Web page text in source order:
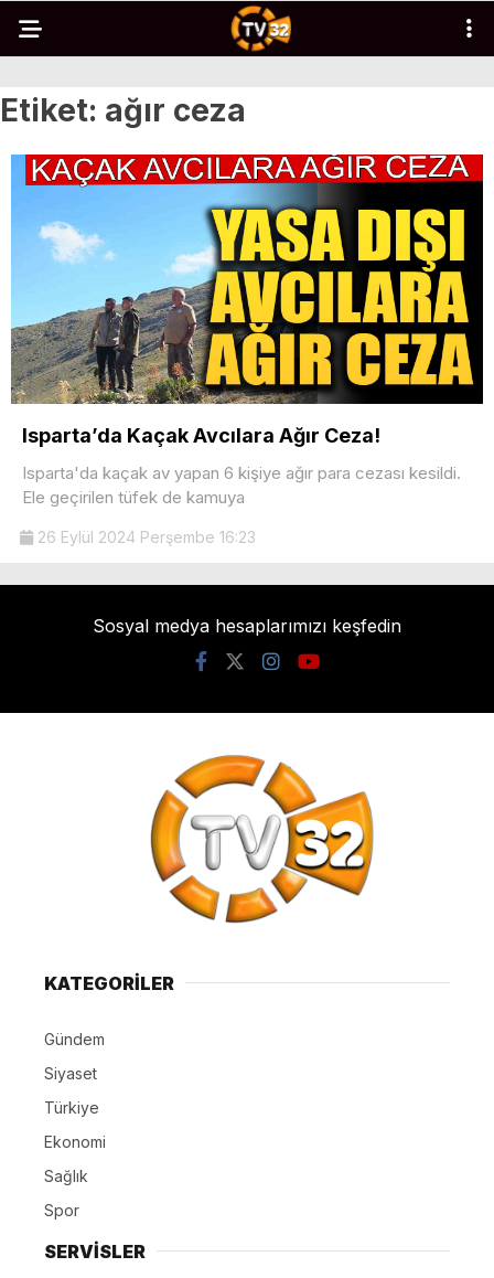
Etiket: ağır ceza
Isparta’da Kaçak Avcılara Ağır Ceza!
Isparta'da kaçak av yapan 6 kişiye ağır para cezası kesildi.
Ele geçirilen tüfek de kamuya
26 Eylül 2024 Perşembe 16:23
Sosyal medya hesaplarımızı keşfedin
KATEGORİLER
Gündem
Siyaset
Türkiye
Ekonomi
Sağlık
Spor
SERVİSLER